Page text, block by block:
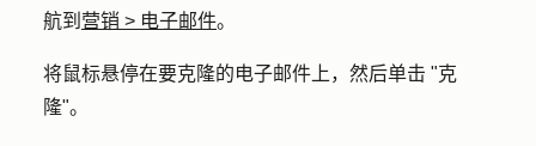
航到 营销 > 电子邮件。
将鼠标悬停在要克隆的电子邮件上，然后单击 "克
隆"。